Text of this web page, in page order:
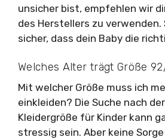
unsicher bist, empfehlen wir
des Herstellers zu
sicher, dass dein Baby die
Welches Alter trägt Größe
Mit welcher Größe muss ich
einkleiden? Die Suche nach
Kleidergröße für Kinder kann
stressig sein. Aber keine